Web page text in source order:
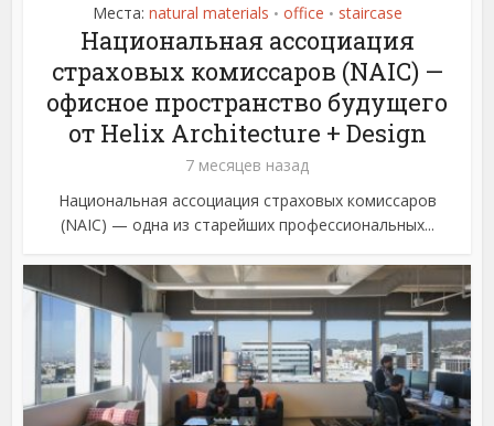
Места: natural materials • office • staircase
Национальная ассоциация
страховых комиссаров (NAIC) —
офисное пространство будущего
от Helix Architecture + Design
7 месяцев назад
Национальная ассоциация страховых комиссаров
(NAIC) — одна из старейших профессиональных...